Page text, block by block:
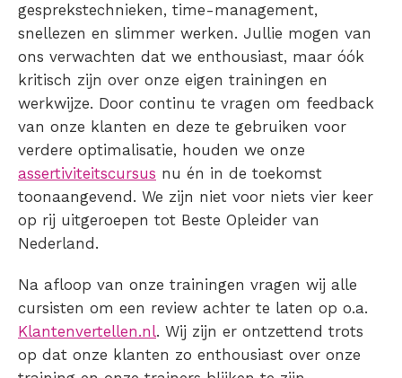
gesprekstechnieken, time-management,
snellezen en slimmer werken. Jullie mogen van
ons verwachten dat we enthousiast, maar óók
kritisch zijn over onze eigen trainingen en
werkwijze. Door continu te vragen om feedback
van onze klanten en deze te gebruiken voor
verdere optimalisatie, houden we onze
assertiviteitscursus nu én in de toekomst
toonaangevend. We zijn niet voor niets vier keer
op rij uitgeroepen tot Beste Opleider van
Nederland.
Na afloop van onze trainingen vragen wij alle
cursisten om een review achter te laten op o.a.
Klantenvertellen.nl. Wij zijn er ontzettend trots
op dat onze klanten zo enthousiast over onze